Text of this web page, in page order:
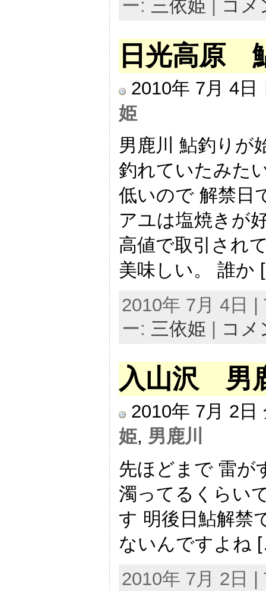
ー: 三依姫 コメ
日光高原
2010年 7月 4
姫
男鹿川 鮎釣りが
釣れていたみた
低いので 解禁日
アユは塩焼きが
高値で取引され
美味しい。 誰
2010年 7月 4日
ー: 三依姫 コメ
入山沢 男
2010年 7月 2
姫, 男鹿川
先ほどまで 雷が
濁ってるくらい
す 明後日鮎解禁
ないんですよね
2010年 7月 2日